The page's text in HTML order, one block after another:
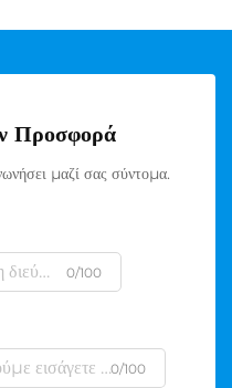
Προσφορά
μαζί σας σύντομα.
0/100
0/100